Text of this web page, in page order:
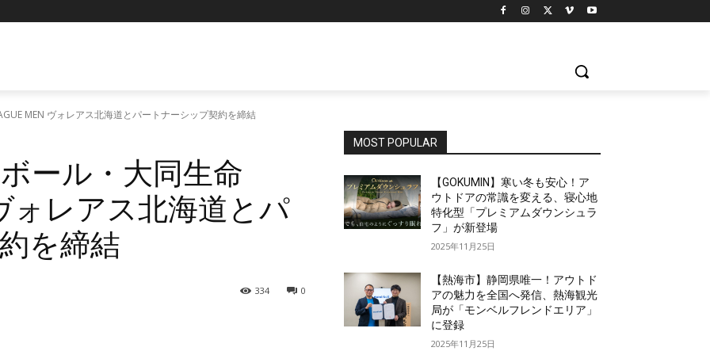
MEN ヴォレアス北海道とパートナーシップ契約を締結
ール・大同生命
ォレアス北海道とパ
を締結
0
334
MOST POPULAR
【GOKUMIN】寒い冬も安心！ア
ウトドアの常識を変える、寝心地
特化型「プレミアムダウンシュラ
フ」が新登場
2025年11月25日
【熱海市】静岡県唯一！アウトド
アの魅力を全国へ発信、熱海観光
局が「モンベルフレンドエリア」
に登録
2025年11月25日